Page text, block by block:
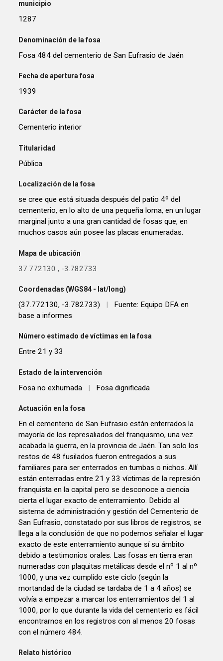
municipio
1287
Denominación de la fosa
Fosa 484 del cementerio de San Eufrasio de Jaén
Fecha de apertura fosa
1939
Carácter de la fosa
Cementerio interior
Titularidad
Pública
Localización de la fosa
se cree que está situada después del patio 4º del
cementerio, en lo alto de una pequeña loma, en un lugar
marginal junto a una gran cantidad de fosas que, en
muchos casos aún posee las placas enumeradas.
Mapa de ubicación
37.772130 , -3.782733
Coordenadas (WGS84 - lat/long)
(37.772130, -3.782733) |
Fuente: Equipo DFA en
base a informes
Número estimado de víctimas en la fosa
Entre 21 y 33
Estado de la intervención
Fosa no exhumada | Fosa dignificada
Actuación en la fosa
En el cementerio de San Eufrasio están enterrados la
mayoría de los represaliados del franquismo, una vez
acabada la guerra, en la provincia de Jaén. Tan solo los
restos de 48 fusilados fueron entregados a sus
familiares para ser enterrados en tumbas o nichos. Allí
están enterradas entre 21 y 33 víctimas de la represión
franquista en la capital pero se desconoce a ciencia
cierta el lugar exacto de enterramiento. Debido al
sistema de administración y gestión del Cementerio de
San Eufrasio, constatado por sus libros de registros, se
llega a la conclusión de que no podemos señalar el lugar
exacto de este enterramiento aunque sí su ámbito
debido a testimonios orales. Las fosas en tierra eran
numeradas con plaquitas metálicas desde el nº 1 al nº
1000, y una vez cumplido este ciclo (según la
mortandad de la ciudad se tardaba de 1 a 4 años) se
volvía a empezar a marcar los enterramientos del 1 al
1000, por lo que durante la vida del cementerio es fácil
encontrarnos en los registros con al menos 20 fosas
con el número 484.
Relato histórico